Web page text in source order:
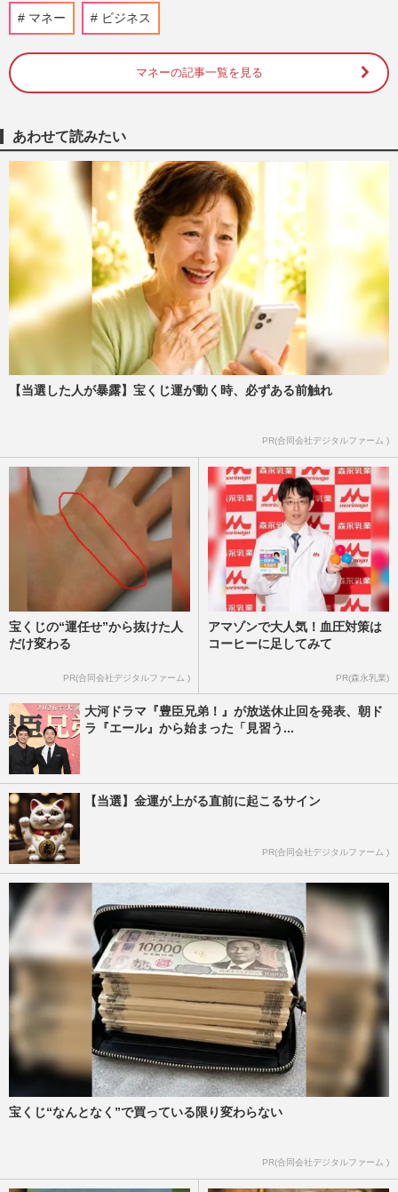
マネー ビジネス
マネーの記事一覧を見る
あわせて読みたい
【当選した人が暴露】宝くじ運が動く時、必ずある前触れ
PR(合同会社デジタルファーム )
宝くじの“運任せ”から抜けた人
だけ変わる
PR(合同会社デジタルファーム )
アマゾンで大人気！血圧対策は
コーヒーに足してみて
PR(森永乳業)
大河ドラマ『豊臣兄弟！』が放送休止回を発表、朝ド
ラ『エール』から始まった「見習う...
【当選】金運が上がる直前に起こるサイン
PR(合同会社デジタルファーム )
宝くじ“なんとなく”で買っている限り変わらない
PR(合同会社デジタルファーム )